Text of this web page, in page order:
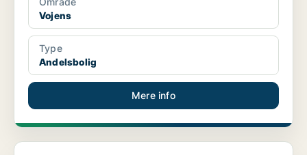
Vojens
Type
Andelsbolig
Mere info
Andelsbolig i Esbjerg Ø